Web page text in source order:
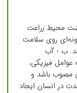
محیط زراعت
روی سلامت
ب - آب
فیزیکی،
مصوب باشد و
در انسان ایجاد